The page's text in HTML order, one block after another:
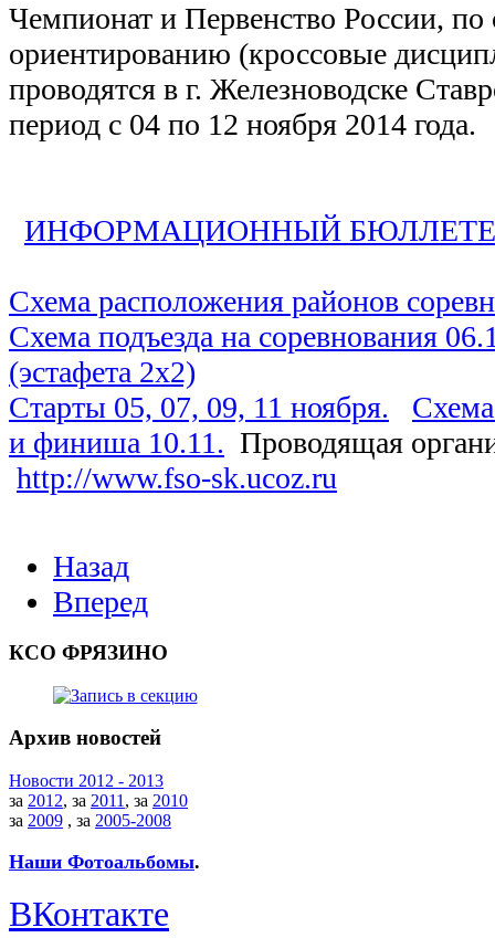
Чемпионат и Первенство России, по
ориентированию (кроссовые
проводятся в г. Железноводске
период с 04 по 12 ноября 2014 года.
ИНФОРМАЦИОННЫЙ
Схема расположения районов
Схема подъезда на соревнования
(эстафета 2х2)
Старты 05, 07, 09, 11 ноября.
и финиша 10.11. Проводящая
http://www.fso-sk.ucoz.ru
Назад
Вперед
КСО ФРЯЗИНО
Архив новостей
Новости 2012 - 2013
за 2012, за 2011 , за 2010
за 2009 , за 2005-2008
Наши Фотоальбомы.
ВКонтакте